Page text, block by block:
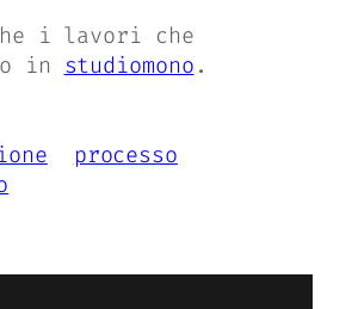
i lavori che
in studiomono .
processo